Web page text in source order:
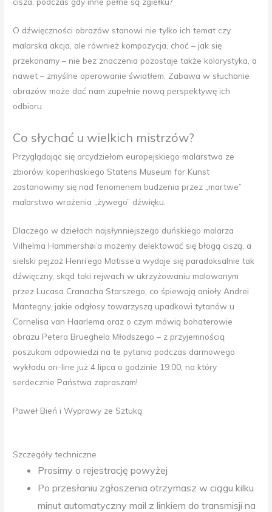
O dźwięczności obrazów stanowi nie tylko ich temat czy
malarska akcja, ale również kompozycja, choć – jak się
przekonamy – nie bez znaczenia pozostaje także kolorystyka, a
nawet – zmyślne operowanie światłem. Zabawa w słuchanie
obrazów może dać nam zupełnie nową perspektywę ich
odbioru.
Co słychać u wielkich mistrzów?
Przyglądając się arcydziełom europejskiego malarstwa ze
zbiorów kopenhaskiego Statens Museum for Kunst
zastanowimy się nad fenomenem budzenia przez „martwe”
malarstwo wrażenia „żywego” dźwięku.
Dlaczego w dziełach najsłynniejszego duńskiego malarza
Vilhelma Hammershøi’a możemy delektować się błogą ciszą, a
sielski pejzaż Henri’ego Matisse’a wydaje się paradoksalnie tak
dźwięczny, skąd taki rejwach w ukrzyżowaniu malowanym
przez Lucasa Cranacha Starszego, co śpiewają anioły Andrei
Mantegny, jakie odgłosy towarzyszą upadkowi tytanów u
Cornelisa van Haarlema oraz o czym mówią bohaterowie
obrazu Petera Brueghela Młodszego – z przyjemnością
poszukam odpowiedzi na te pytania podczas darmowego
wykładu on-line już 4 lipca o godzinie 19.00, na który
serdecznie Państwa zapraszam!
Paweł Bień i Wyprawy ze Sztuką
Szczegóły techniczne
Prosimy o rejestrację powyżej
Po przesłaniu zgłoszenia otrzymasz w ciągu kilku
minut automatyczny mail z linkiem do transmisji na